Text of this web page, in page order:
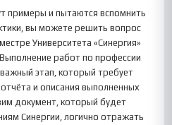
примеры и пытаются вспомнить
вы можете решить вопрос
Университета «Синергия»
работ по профессии
этап, который требует
и описания выполненных
документ, который будет
Синергии, логично отражать